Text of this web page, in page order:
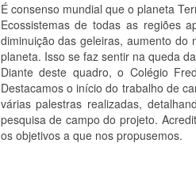
É consenso mundial que o planeta
Ecossistemas de todas as regiões
diminuição das geleiras, aumento
planeta. Isso se faz sentir na queda
Diante deste quadro, o Colégio
Destacamos o início do trabalho de
várias palestras realizadas,
pesquisa de campo do projeto.
os objetivos a que nos propusemos.